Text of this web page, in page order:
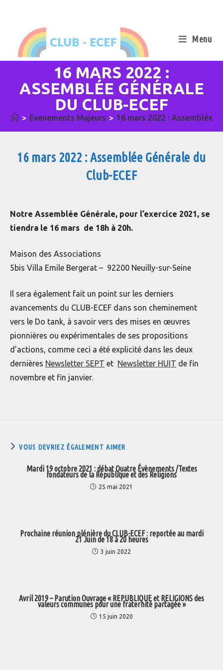
Menu
16 MARS 2022 :
ASSEMBLÉE GÉNÉRALE
DU CLUB-ECEF
> Evenements Majeurs > 16 mars 2022 : Assemblée
16 mars 2022 : Assemblée Générale du
Club-ECEF
Notre Assemblée Générale, pour l’exercice 2021, se
tiendra le 16 mars de 18h à 20h.
Maison des Associations
5bis Villa Emile Bergerat – 92200 Neuilly-sur-Seine
Il sera également fait un point sur les derniers
avancements du CLUB-ECEF dans son cheminement
vers le Do tank, à savoir vers des mises en œuvres
pionnières ou expérimentales de ses propositions
d’actions, comme ceci a été explicité dans les deux
dernières Newsletter SEPT et Newsletter HUIT de fin
novembre et fin janvier.
VOUS DEVRIEZ ÉGALEMENT AIMER
Mardi 19 octobre 2021 : débat Quatre Évènements /Textes
fondateurs de la République et des Religions
25 mai 2021
Prochaine réunion plénière du CLUB-ECEF : reportée au mardi
21 Juin de 18 à 20 heures
3 juin 2022
Avril 2019 – Parution Ouvrage « REPUBLIQUE et RELIGIONS des
valeurs communes pour une fraternité partagée »
15 juin 2020